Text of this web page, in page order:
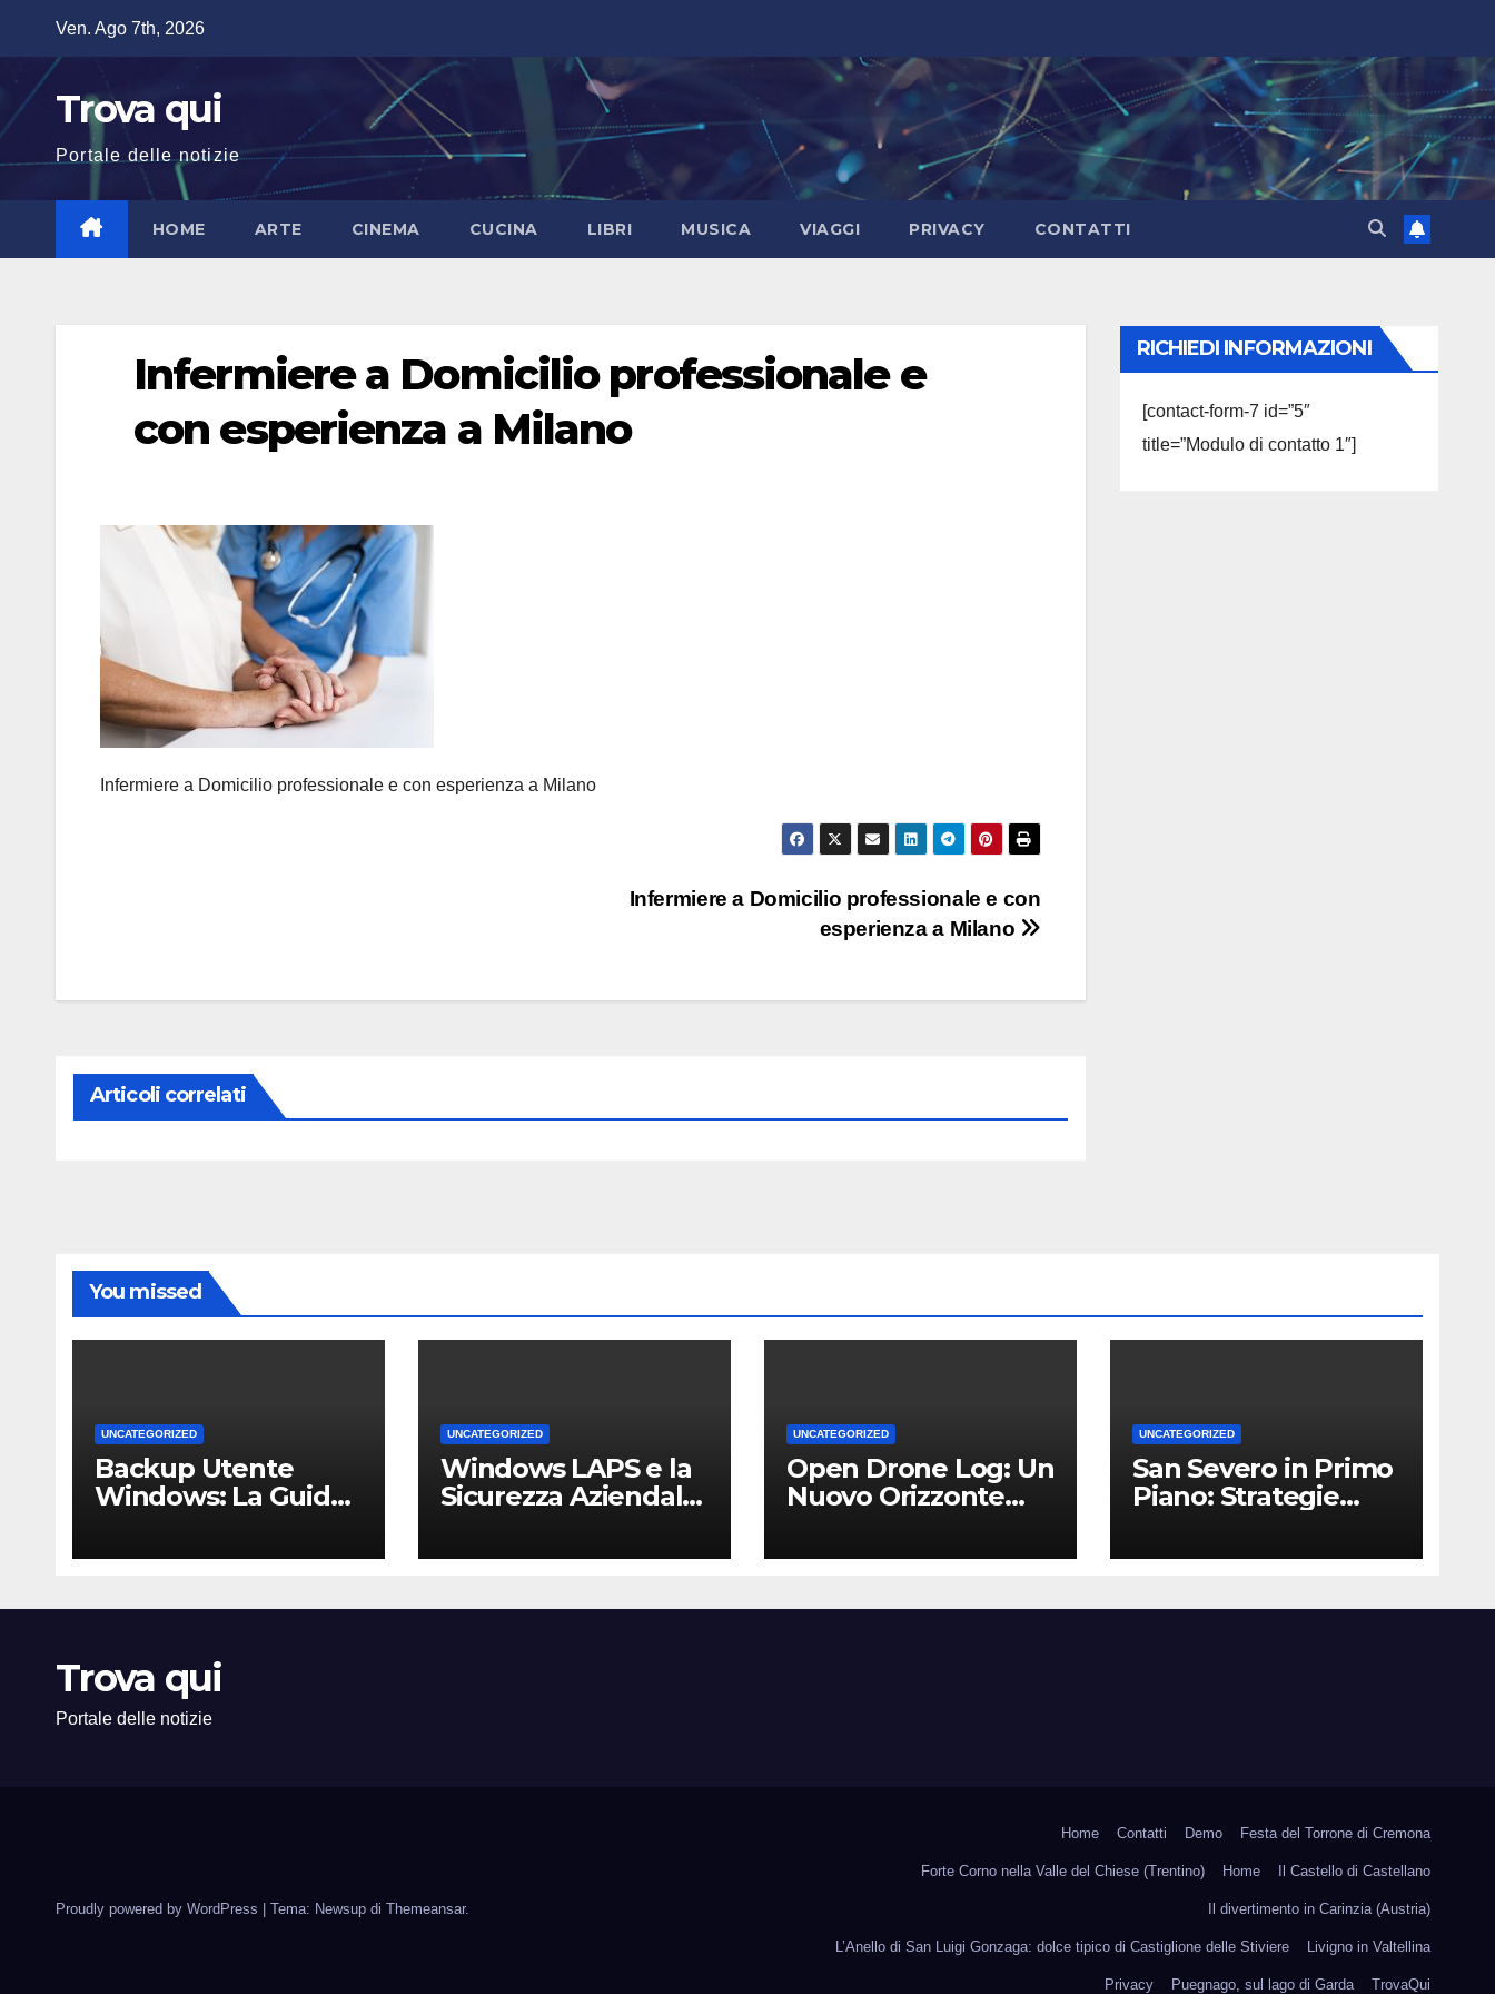
contenuto
Ven. Ago 7th, 2026
Trova qui
Portale delle notizie
HOME ARTE CINEMA CUCINA LIBRI MUSICA VIAGGI PRIVACY CONTATTI
Infermiere a Domicilio professionale e
con esperienza a Milano
Infermiere a Domicilio professionale e con esperienza a Milano
Infermiere a Domicilio professionale e con
esperienza a Milano
Articoli correlati
RICHIEDI INFORMAZIONI
[contact-form-7 id=”5″
title=”Modulo di contatto 1″]
You missed
UNCATEGORIZED
Backup Utente
Windows: La Guida
Perdere i Tuoi Dati
dell’Ufficio
UNCATEGORIZED
Windows LAPS e la
Sicurezza Aziendale:
Competitivo per le
UNCATEGORIZED
Open Drone Log: Un
Nuovo Orizzonte
Professionisti
UNCATEGORIZED
San Severo in Primo
Piano: Strategie
Attività Locali nei
Trova qui
Portale delle notizie
Proudly powered by WordPress Tema: Newsup di Themeansar.
Home Contatti Demo Festa del Torrone di Cremona
Forte Corno nella Valle del Chiese (Trentino) Home Il Castello di Castellano
Il divertimento in Carinzia (Austria)
L’Anello di San Luigi Gonzaga: dolce tipico di Castiglione delle Stiviere Livigno in Valtellina
Privacy Puegnago, sul lago di Garda TrovaQui